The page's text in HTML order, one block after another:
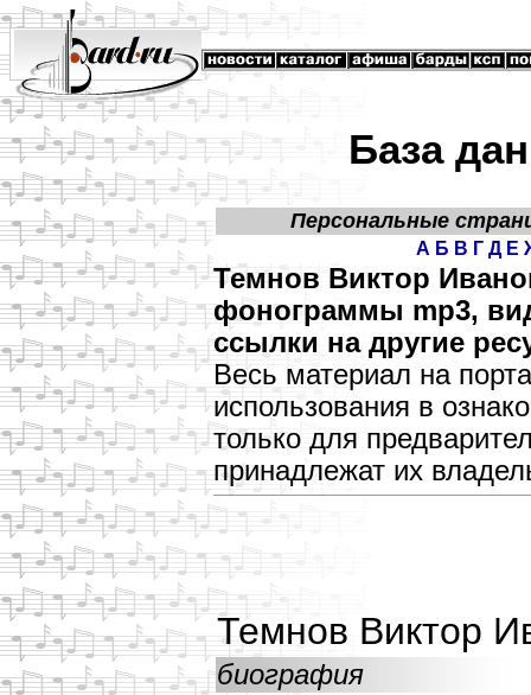
База
Персональные
А Б В Г Д Е
Темнов Виктор
фонограммы mp3,
ссылки на другие
Весь материал на
использования в
только для
принадлежат их
Темнов Виктор
биография